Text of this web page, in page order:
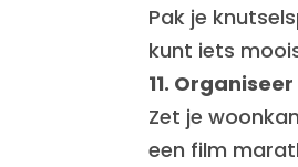
Pak je
kunt iets
11.
Zet je
een film